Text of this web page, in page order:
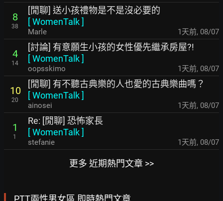
8
38
[閒聊] 送小孩禮物是不是沒必要的
[WomenTalk]
Marle 1天前, 08/07
4
14
[討論] 有意願生小孩的女性優先繼承房屋?!
[WomenTalk]
oopsskimo 1天前, 08/07
10
20
[閒聊] 有不聽古典樂的人也愛的古典樂曲嗎？
[WomenTalk]
ainosei 1天前, 08/07
1
1
Re: [閒聊] 恐怖家長
[WomenTalk]
stefanie 1天前, 08/07
更多 近期熱門文章 >>
PTT兩性男女區 即時熱門文章